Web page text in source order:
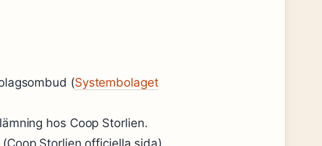
(Systembolaget
hos Coop Storlien.
Storlien officiella sida).